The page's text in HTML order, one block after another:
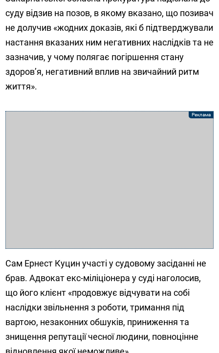
суду відзив на позов, в якому вказано, що позивач
не долучив «жодних доказів, які б підтверджували
настання вказаних ним негативних наслідків та не
зазначив, у чому полягає погіршення стану
здоров’я, негативний вплив на звичайний ритм
життя».
Сам Ернест Куцин участі у судовому засіданні не
брав. Адвокат екс-міліціонера у суді наголосив,
що його клієнт «продовжує відчувати на собі
наслідки звільнення з роботи, тримання під
вартою, незаконних обшуків, приниження та
знищення репутації чесної людини, повноцінне